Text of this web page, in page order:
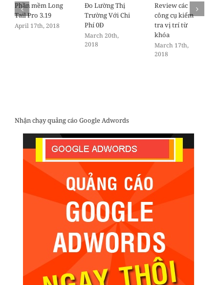
Phần mềm Long
Tail Pro 3.19
April 17th, 2018
Đo Lường Thị
Trường Với Chi
Phí 0Đ
March 20th,
2018
Review các
công cụ kiểm
tra vị trí từ
khóa
March 17th,
2018
Nhận chạy quảng cáo Google Adwords